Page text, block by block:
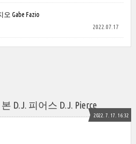
Gabe Fazio
2022.07.17
D.J. 피어스 D.J. Pierce
2022. 7. 17. 16:32